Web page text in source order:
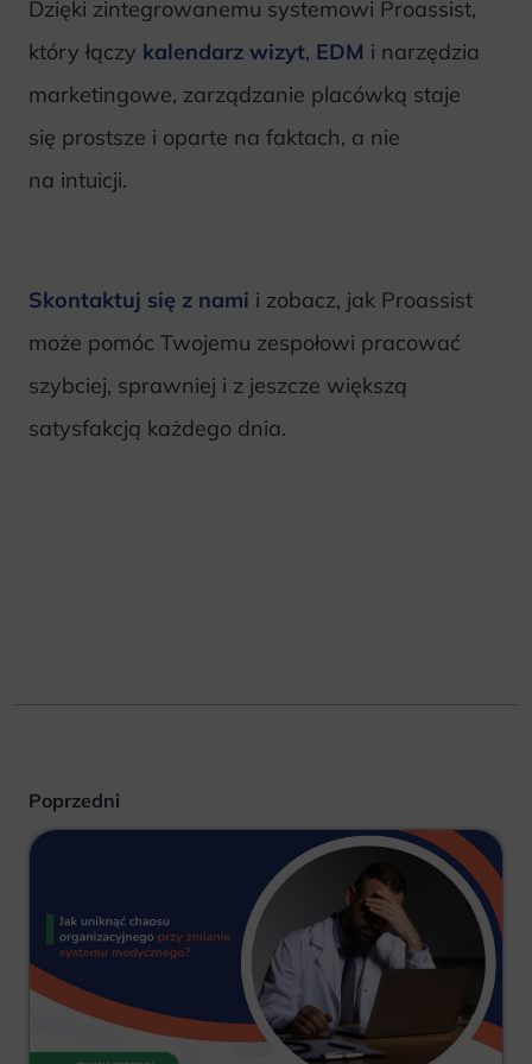
Dzięki zintegrowanemu systemowi Proassist,
który łączy kalendarz wizyt, EDM i narzędzia
marketingowe, zarządzanie placówką staje
się prostsze i oparte na faktach, a nie
na intuicji.
Skontaktuj się z nami i zobacz, jak Proassist
może pomóc Twojemu zespołowi pracować
szybciej, sprawniej i z jeszcze większą
satysfakcją każdego dnia.
Poprzedni